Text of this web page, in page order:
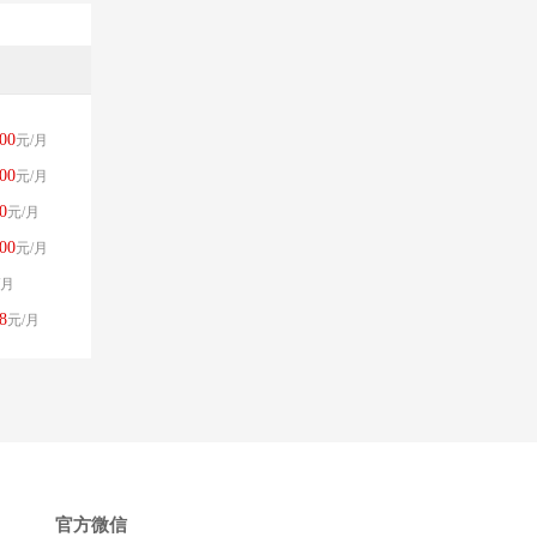
元/月
元/月
元/月
元/月
元/月
官方微信